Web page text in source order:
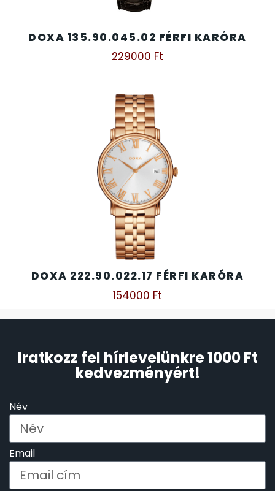
DOXA 135.90.045.02 FÉRFI KARÓRA
229000 Ft
DOXA 222.90.022.17 FÉRFI KARÓRA
154000 Ft
Iratkozz fel hírlevelünkre 1000 Ft
kedvezményért!
Név
Email